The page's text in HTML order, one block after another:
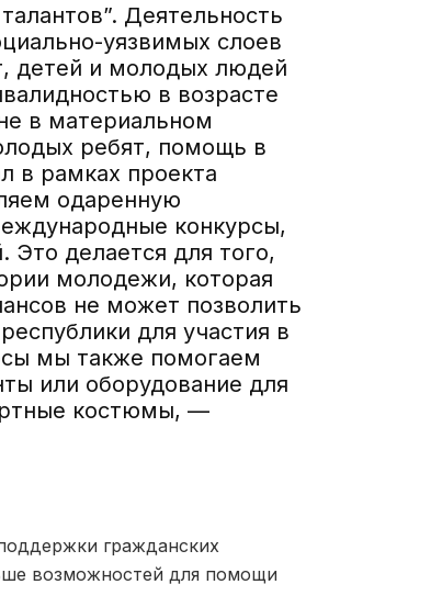
Деятельность
уязвимых слоев
детей и молодых людей
в возрасте
в материальном
ребят, помощь в
в рамках проекта
одаренную
конкурсы,
делается для того,
молодежи, которая
не может позволить
для участия в
мы также помогаем
или оборудование для
костюмы, —
гражданских
возможностей для помощи